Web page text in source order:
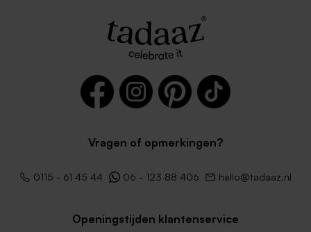
Vragen of opmerkingen?
0115 - 61 45 44 06 - 123 88 406 hello@tadaaz.nl
Openingstijden klantenservice